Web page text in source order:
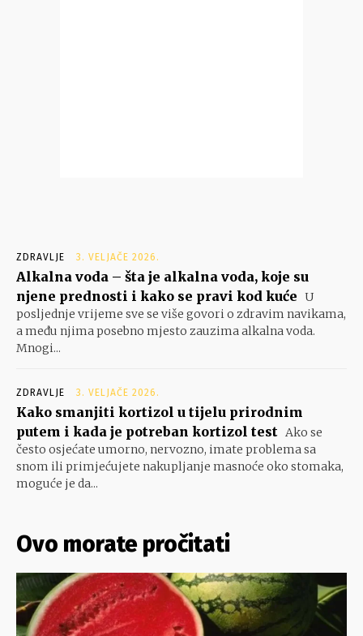
ZDRAVLJE 3. VELJAČE 2026.
Alkalna voda – šta je alkalna voda, koje su
njene prednosti i kako se pravi kod kuće U
posljednje vrijeme sve se više govori o zdravim navikama,
a među njima posebno mjesto zauzima alkalna voda.
Mnogi...
ZDRAVLJE 3. VELJAČE 2026.
Kako smanjiti kortizol u tijelu prirodnim
putem i kada je potreban kortizol test Ako se
često osjećate umorno, nervozno, imate problema sa
snom ili primjećujete nakupljanje masnoće oko stomaka,
moguće je da...
Ovo morate pročitati